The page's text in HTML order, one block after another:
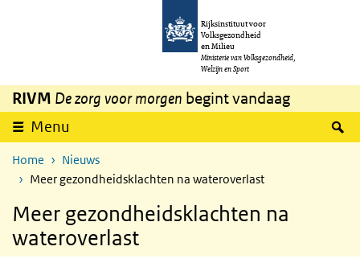
Overslaan en naar de inhoud gaan
Rijksinstituut voor
Volksgezondheid
en Milieu
Ministerie van Volksgezondheid,
Welzijn en Sport
RIVM De zorg voor morgen begint vandaag
Menu
Home
Nieuws
Meer gezondheidsklachten na wateroverlast
Meer gezondheidsklachten na
wateroverlast